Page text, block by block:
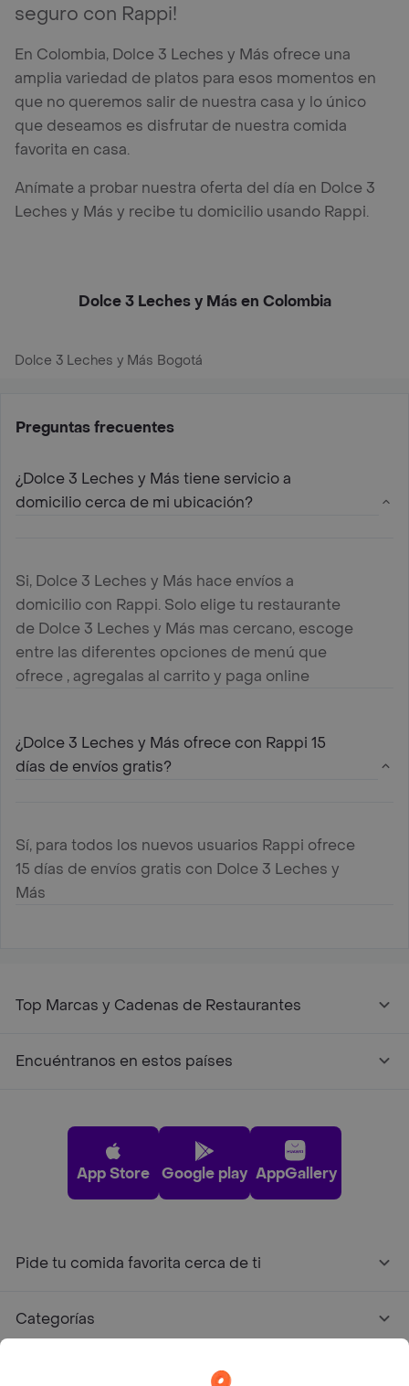
seguro con Rappi!
En Colombia, Dolce 3 Leches y Más ofrece una
amplia variedad de platos para esos momentos en
que no queremos salir de nuestra casa y lo único
que deseamos es disfrutar de nuestra comida
favorita en casa.
Anímate a probar nuestra oferta del día en Dolce 3
Leches y Más y recibe tu domicilio usando Rappi.
Dolce 3 Leches y Más en Colombia
Dolce 3 Leches y Más Bogotá
Preguntas frecuentes
¿Dolce 3 Leches y Más tiene servicio a
domicilio cerca de mi ubicación?
Si, Dolce 3 Leches y Más hace envíos a
domicilio con Rappi. Solo elige tu restaurante
de Dolce 3 Leches y Más mas cercano, escoge
entre las diferentes opciones de menú que
ofrece , agregalas al carrito y paga online
¿Dolce 3 Leches y Más ofrece con Rappi 15
días de envíos gratis?
Sí, para todos los nuevos usuarios Rappi ofrece
15 días de envíos gratis con Dolce 3 Leches y
Más
Top Marcas y Cadenas de Restaurantes
Encuéntranos en estos países
App Store Google play AppGallery
Pide tu comida favorita cerca de ti
Categorías